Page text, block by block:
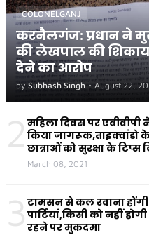
COLONELGANJ
करनैलगंज: प्रधान ने
की लेखपाल की
देने का आरोप
by Subhash Singh • August 22,
2 महिला दिवस पर एबीवीपी
किया जागरूक,ताइक्वांडो के
छात्राओं को सुरक्षा के टिप्स
March 08, 2021
3 टामसन से कल रवाना
पार्टियां,किसी को नहीं
रहने पर मुकदमा